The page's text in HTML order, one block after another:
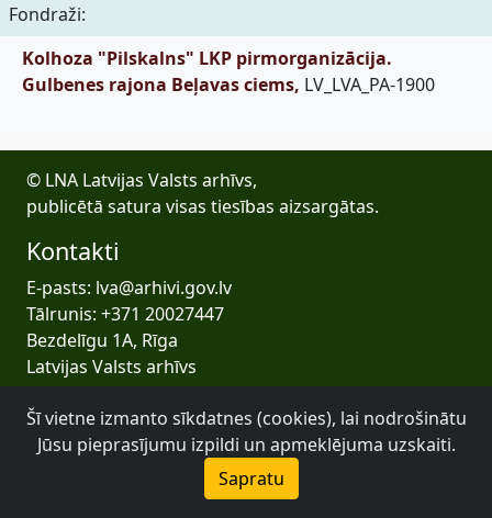
Fondraži:
Kolhoza "Pilskalns" LKP pirmorganizācija.
Gulbenes rajona Beļavas ciems, LV_LVA_PA-1900
© LNA Latvijas Valsts arhīvs,
publicētā satura visas tiesības aizsargātas.
Kontakti
E-pasts: lva@arhivi.gov.lv
Tālrunis: +371 20027447
Bezdelīgu 1A, Rīga
Latvijas Valsts arhīvs
Šī vietne izmanto sīkdatnes (cookies), lai nodrošinātu
Jūsu pieprasījumu izpildi un apmeklējuma uzskaiti.
Sapratu